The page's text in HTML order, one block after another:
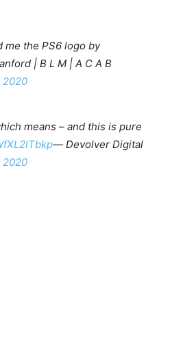
me the PS6 logo by
| B L M | A C A B
2020
means – and this is pure
— Devolver Digital
2020